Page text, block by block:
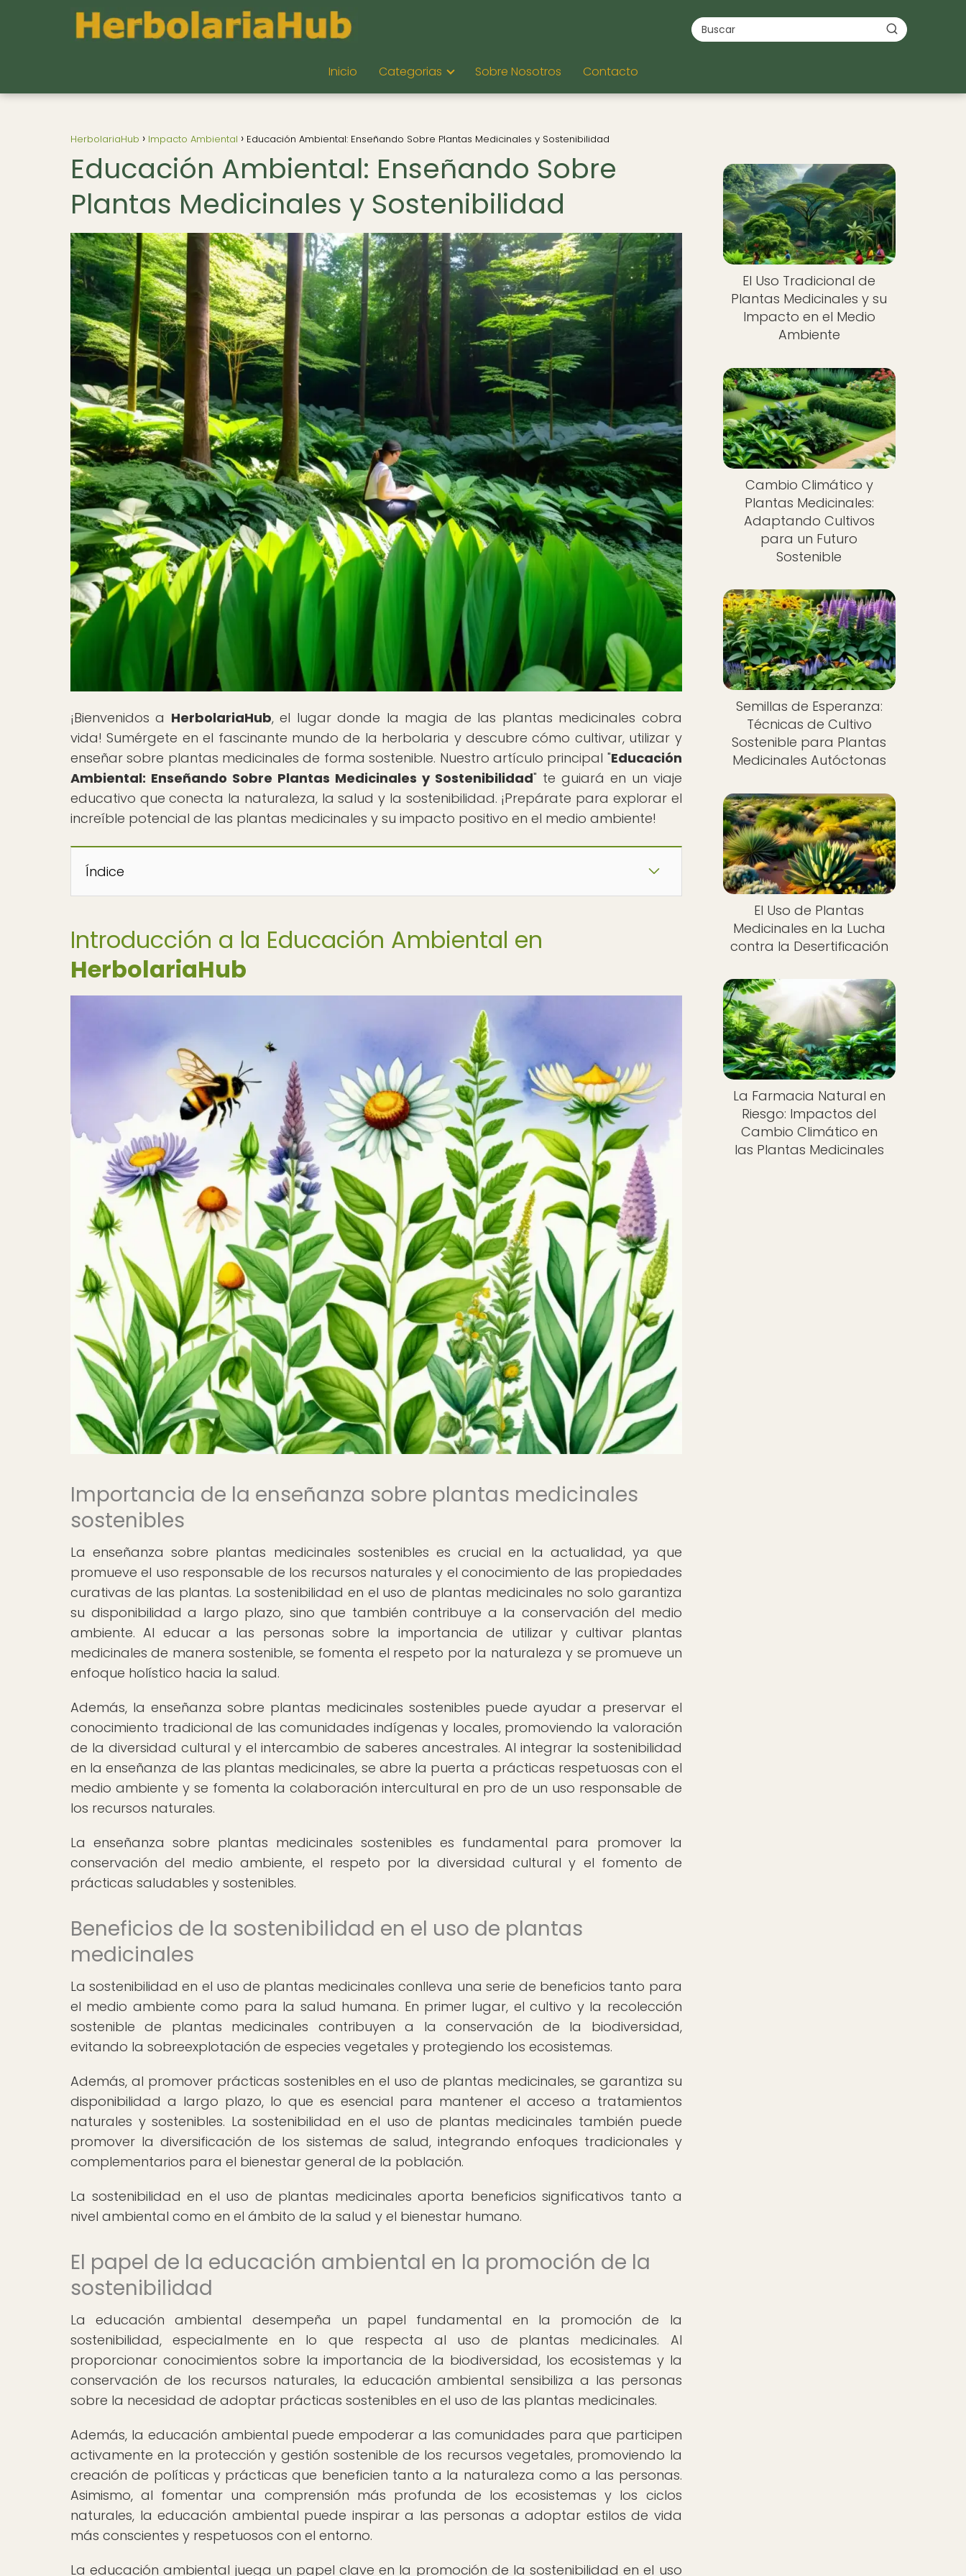
Inicio Categorias Sobre Nosotros Contacto
HerbolariaHub Impacto Ambiental Educación Ambiental: Enseñando Sobre Plantas Medicinales y Sostenibilidad
Educación Ambiental: Enseñando Sobre
Plantas Medicinales y Sostenibilidad
¡Bienvenidos a HerbolariaHub, el lugar donde la magia de las plantas medicinales cobra
vida! Sumérgete en el fascinante mundo de la herbolaria y descubre cómo cultivar, utilizar y
enseñar sobre plantas medicinales de forma sostenible. Nuestro artículo principal "Educación
Ambiental: Enseñando Sobre Plantas Medicinales y Sostenibilidad" te guiará en un viaje
educativo que conecta la naturaleza, la salud y la sostenibilidad. ¡Prepárate para explorar el
increíble potencial de las plantas medicinales y su impacto positivo en el medio ambiente!
Índice
Introducción a la Educación Ambiental en
HerbolariaHub
Importancia de la enseñanza sobre plantas medicinales
sostenibles
La enseñanza sobre plantas medicinales sostenibles es crucial en la actualidad, ya que
promueve el uso responsable de los recursos naturales y el conocimiento de las propiedades
curativas de las plantas. La sostenibilidad en el uso de plantas medicinales no solo garantiza
su disponibilidad a largo plazo, sino que también contribuye a la conservación del medio
ambiente. Al educar a las personas sobre la importancia de utilizar y cultivar plantas
medicinales de manera sostenible, se fomenta el respeto por la naturaleza y se promueve un
enfoque holístico hacia la salud.
Además, la enseñanza sobre plantas medicinales sostenibles puede ayudar a preservar el
conocimiento tradicional de las comunidades indígenas y locales, promoviendo la valoración
de la diversidad cultural y el intercambio de saberes ancestrales. Al integrar la sostenibilidad
en la enseñanza de las plantas medicinales, se abre la puerta a prácticas respetuosas con el
medio ambiente y se fomenta la colaboración intercultural en pro de un uso responsable de
los recursos naturales.
La enseñanza sobre plantas medicinales sostenibles es fundamental para promover la
conservación del medio ambiente, el respeto por la diversidad cultural y el fomento de
prácticas saludables y sostenibles.
Beneficios de la sostenibilidad en el uso de plantas
medicinales
La sostenibilidad en el uso de plantas medicinales conlleva una serie de beneficios tanto para
el medio ambiente como para la salud humana. En primer lugar, el cultivo y la recolección
sostenible de plantas medicinales contribuyen a la conservación de la biodiversidad,
evitando la sobreexplotación de especies vegetales y protegiendo los ecosistemas.
Además, al promover prácticas sostenibles en el uso de plantas medicinales, se garantiza su
disponibilidad a largo plazo, lo que es esencial para mantener el acceso a tratamientos
naturales y sostenibles. La sostenibilidad en el uso de plantas medicinales también puede
promover la diversificación de los sistemas de salud, integrando enfoques tradicionales y
complementarios para el bienestar general de la población.
La sostenibilidad en el uso de plantas medicinales aporta beneficios significativos tanto a
nivel ambiental como en el ámbito de la salud y el bienestar humano.
El papel de la educación ambiental en la promoción de la
sostenibilidad
La educación ambiental desempeña un papel fundamental en la promoción de la
sostenibilidad, especialmente en lo que respecta al uso de plantas medicinales. Al
proporcionar conocimientos sobre la importancia de la biodiversidad, los ecosistemas y la
conservación de los recursos naturales, la educación ambiental sensibiliza a las personas
sobre la necesidad de adoptar prácticas sostenibles en el uso de las plantas medicinales.
Además, la educación ambiental puede empoderar a las comunidades para que participen
activamente en la protección y gestión sostenible de los recursos vegetales, promoviendo la
creación de políticas y prácticas que beneficien tanto a la naturaleza como a las personas.
Asimismo, al fomentar una comprensión más profunda de los ecosistemas y los ciclos
naturales, la educación ambiental puede inspirar a las personas a adoptar estilos de vida
más conscientes y respetuosos con el entorno.
La educación ambiental juega un papel clave en la promoción de la sostenibilidad en el uso
El Uso Tradicional de
Plantas Medicinales y su
Impacto en el Medio
Ambiente
Cambio Climático y
Plantas Medicinales:
Adaptando Cultivos
para un Futuro
Sostenible
Semillas de Esperanza:
Técnicas de Cultivo
Sostenible para Plantas
Medicinales Autóctonas
El Uso de Plantas
Medicinales en la Lucha
contra la Desertificación
La Farmacia Natural en
Riesgo: Impactos del
Cambio Climático en
las Plantas Medicinales